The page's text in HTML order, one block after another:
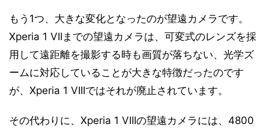
もう1つ、大きな変化となったのが望遠カメラです。
Xperia 1 VIIまでの望遠カメラは、可変式のレンズを採
用して遠距離を撮影する時も画質が落ちない、光学ズ
ームに対応していることが大きな特徴だったのです
が、Xperia 1 VIIIではそれが廃止されています。
その代わりに、Xperia 1 VIIIの望遠カメラには、4800